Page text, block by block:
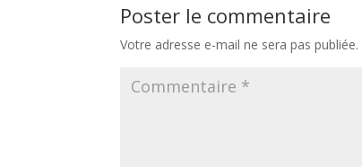
Poster le commentaire
Votre adresse e-mail ne sera pas publiée.